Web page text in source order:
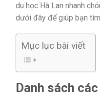
du học Hà Lan nhanh
dưới đây để giúp bạn
Mục lục bài viết
Danh sách